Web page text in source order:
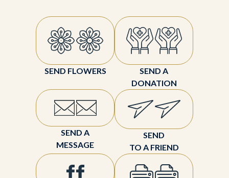
SEND FLOWERS
SEND A
DONATION
SEND A
MESSAGE
SEND
TO A FRIEND